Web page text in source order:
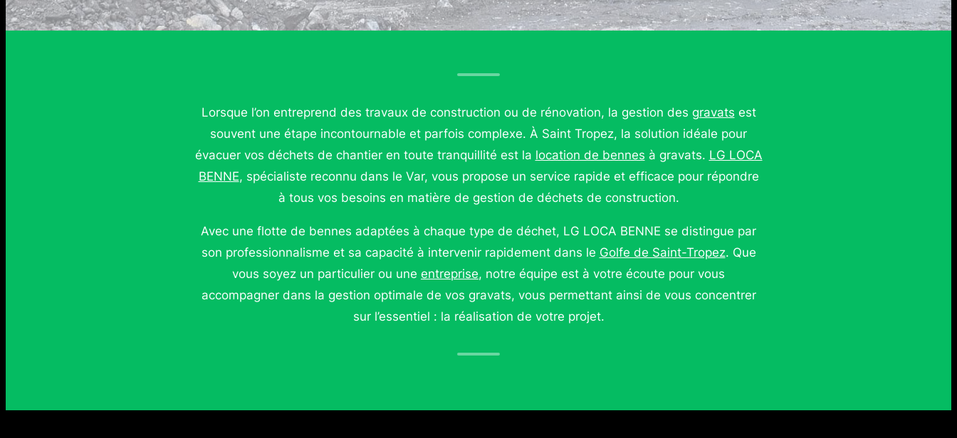
Lorsque l’on entreprend des travaux de construction ou de rénovation, la gestion des gravats est
souvent une étape incontournable et parfois complexe. À Saint Tropez, la solution idéale pour
évacuer vos déchets de chantier en toute tranquillité est la location de bennes à gravats. LG LOCA
BENNE, spécialiste reconnu dans le Var, vous propose un service rapide et efficace pour répondre
à tous vos besoins en matière de gestion de déchets de construction.
Avec une flotte de bennes adaptées à chaque type de déchet, LG LOCA BENNE se distingue par
son professionnalisme et sa capacité à intervenir rapidement dans le Golfe de Saint-Tropez. Que
vous soyez un particulier ou une entreprise, notre équipe est à votre écoute pour vous
accompagner dans la gestion optimale de vos gravats, vous permettant ainsi de vous concentrer
sur l’essentiel : la réalisation de votre projet.